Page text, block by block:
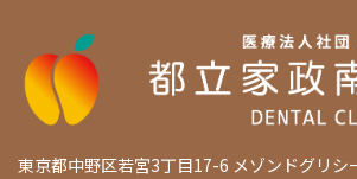
東京都中野区若宮3丁目17-6 メゾンドグリシ